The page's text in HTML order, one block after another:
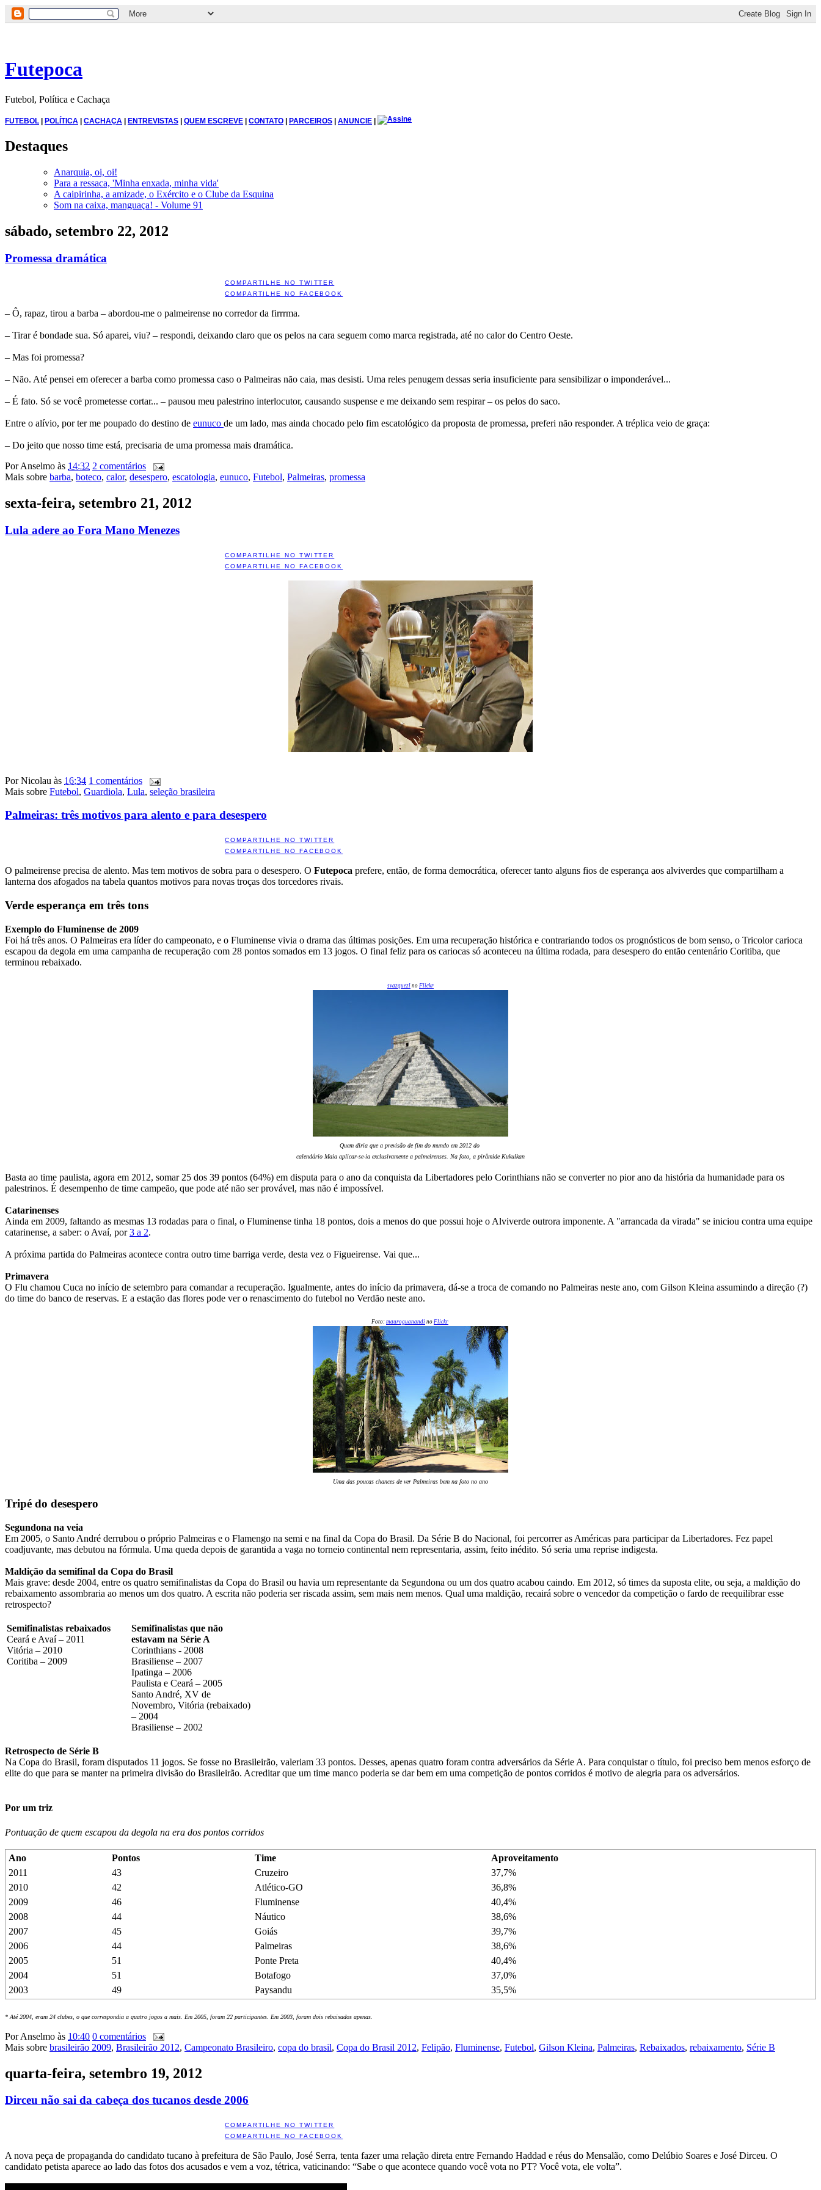
Futepoca
Futebol, Política e Cachaça
FUTEBOL | POLÍTICA | CACHAÇA | ENTREVISTAS | QUEM ESCREVE | CONTATO | PARCEIROS | ANUNCIE |
Destaques
Anarquia, oi, oi!
Para a ressaca, 'Minha enxada, minha vida'
A caipirinha, a amizade, o Exército e o Clube da Esquina
Som na caixa, manguaça! - Volume 91
sábado, setembro 22, 2012
Promessa dramática
COMPARTILHE NO TWITTER
COMPARTILHE NO FACEBOOK
– Ô, rapaz, tirou a barba – abordou-me o palmeirense no corredor da firrrma.
– Tirar é bondade sua. Só aparei, viu? – respondi, deixando claro que os pelos na cara seguem como marca registrada, até no calor do Centro Oeste.
– Mas foi promessa?
– Não. Até pensei em oferecer a barba como promessa caso o Palmeiras não caia, mas desisti. Uma reles penugem dessas seria insuficiente para sensibilizar o imponderável...
– É fato. Só se você prometesse cortar... – pausou meu palestrino interlocutor, causando suspense e me deixando sem respirar – os pelos do saco.
Entre o alívio, por ter me poupado do destino de eunuco de um lado, mas ainda chocado pelo fim escatológico da proposta de promessa, preferi não responder. A tréplica veio de graça:
– Do jeito que nosso time está, precisaria de uma promessa mais dramática.
PorAnselmo às 14:32 2 comentários
Mais sobre barba, boteco, calor, desespero, escatologia, eunuco, Futebol, Palmeiras, promessa
sexta-feira, setembro 21, 2012
Lula adere ao Fora Mano Menezes
COMPARTILHE NO TWITTER
COMPARTILHE NO FACEBOOK
PorNicolau às 16:34 1 comentários
Mais sobre Futebol, Guardiola, Lula, seleção brasileira
Palmeiras: três motivos para alento e para desespero
COMPARTILHE NO TWITTER
COMPARTILHE NO FACEBOOK
O palmeirense precisa de alento. Mas tem motivos de sobra para o desespero. O Futepoca prefere, então, de forma democrática, oferecer tanto alguns fios de esperança aos alviverdes que compartilham a
lanterna dos afogados na tabela quantos motivos para novas troças dos torcedores rivais.
Verde esperança em três tons
Exemplo do Fluminense de 2009
Foi há três anos. O Palmeiras era líder do campeonato, e o Fluminense vivia o drama das últimas posições. Em uma recuperação histórica e contrariando todos os prognósticos de bom senso, o Tricolor carioca
escapou da degola em uma campanha de recuperação com 28 pontos somados em 13 jogos. O final feliz para os cariocas só aconteceu na última rodada, para desespero do então centenário Coritiba, que
terminou rebaixado.
svazquezl no Flickr
Quem diria que a previsão de fim do mundo em 2012 do
calendário Maia aplicar-se-ia exclusivamente a palmeirenses. Na foto, a pirâmide Kukulkan
Basta ao time paulista, agora em 2012, somar 25 dos 39 pontos (64%) em disputa para o ano da conquista da Libertadores pelo Corinthians não se converter no pior ano da história da humanidade para os
palestrinos. É desempenho de time campeão, que pode até não ser provável, mas não é impossível.
Catarinenses
Ainda em 2009, faltando as mesmas 13 rodadas para o final, o Fluminense tinha 18 pontos, dois a menos do que possui hoje o Alviverde outrora imponente. A "arrancada da virada" se iniciou contra uma equipe
catarinense, a saber: o Avaí, por3 a 2.
A próxima partida do Palmeiras acontece contra outro time barriga verde, desta vez o Figueirense. Vai que...
Primavera
O Flu chamou Cuca no início de setembro para comandar a recuperação. Igualmente, antes do início da primavera, dá-se a troca de comando no Palmeiras neste ano, com Gilson Kleina assumindo a direção (?)
do time do banco de reservas. E a estação das flores pode ver o renascimento do futebol no Verdão neste ano.
Foto: mauroguanandi no Flickr
Uma das poucas chances de ver Palmeiras bem na foto no ano
Tripé do desespero
Segundona na veia
Em 2005, o Santo André derrubou o próprio Palmeiras e o Flamengo na semi e na final da Copa do Brasil. Da Série B do Nacional, foi percorrer as Américas para participar da Libertadores. Fez papel
coadjuvante, mas debutou na fórmula. Uma queda depois de garantida a vaga no torneio continental nem representaria, assim, feito inédito. Só seria uma reprise indigesta.
Maldição da semifinal da Copa do Brasil
Mais grave: desde 2004, entre os quatro semifinalistas da Copa do Brasil ou havia um representante da Segundona ou um dos quatro acabou caindo. Em 2012, só times da suposta elite, ou seja, a maldição do
rebaixamento assombraria ao menos um dos quatro. A escrita não poderia ser riscada assim, sem mais nem menos. Qual uma maldição, recairá sobre o vencedor da competição o fardo de reequilibrar esse
retrospecto?
Semifinalistas rebaixados
Ceará e Avaí – 2011
Vitória – 2010
Coritiba – 2009
Semifinalistas que não
estavam na Série A
Corinthians - 2008
Brasiliense – 2007
Ipatinga – 2006
Paulista e Ceará – 2005
Santo André, XV de
Novembro, Vitória (rebaixado)
– 2004
Brasiliense – 2002
Retrospecto de Série B
Na Copa do Brasil, foram disputados 11 jogos. Se fosse no Brasileirão, valeriam 33 pontos. Desses, apenas quatro foram contra adversários da Série A. Para conquistar o título, foi preciso bem menos esforço de
elite do que para se manter na primeira divisão do Brasileirão. Acreditar que um time manco poderia se dar bem em uma competição de pontos corridos é motivo de alegria para os adversários.
Por um triz
Pontuação de quem escapou da degola na era dos pontos corridos
Ano Pontos Time
Aproveitamento
2011
43 Cruzeiro
37,7%
2010
42 Atlético-GO
36,8%
2009
46 Fluminense
40,4%
2008
44 Náutico
38,6%
2007
45 Goiás
39,7%
2006
44 Palmeiras
38,6%
2005
51 Ponte Preta
40,4%
2004
51 Botafogo
37,0%
2003
49 Paysandu 35,5%
* Até 2004, eram 24 clubes, o que correspondia a quatro jogos a mais. Em 2005, foram 22 participantes. Em 2003, foram dois rebaixados apenas.
PorAnselmo às 10:40 0 comentários
Mais sobre brasileirão 2009, Brasileirão 2012, Campeonato Brasileiro, copa do brasil, Copa do Brasil 2012, Felipão, Fluminense, Futebol, Gilson Kleina, Palmeiras, Rebaixados, rebaixamento, Série B
quarta-feira, setembro 19, 2012
Dirceu não sai da cabeça dos tucanos desde 2006
COMPARTILHE NO TWITTER
COMPARTILHE NO FACEBOOK
A nova peça de propaganda do candidato tucano à prefeitura de São Paulo, José Serra, tenta fazer uma relação direta entre Fernando Haddad e réus do Mensalão, como Delúbio Soares e José Dirceu. O
candidato petista aparece ao lado das fotos dos acusados e vem a voz, tétrica, vaticinando: “Sabe o que acontece quando você vota no PT? Você vota, ele volta”.